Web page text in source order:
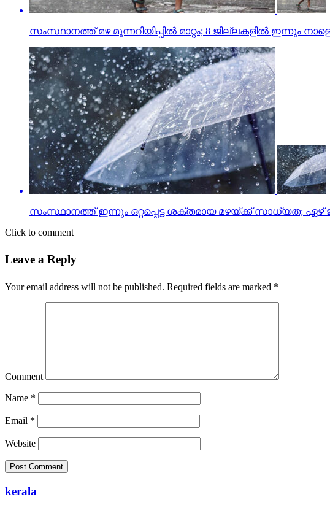
സംസ്ഥാനത്ത് മഴ മുന്നറിയിപ്പില്‍ മാറ്റം; 8 ജില്ലകളില്‍ ഇന്നും
സംസ്ഥാനത്ത് ഇന്നും ഒറ്റപ്പെട്ട ശക്തമായ മഴയ്ക്ക് സാധ്യത; ഏഴ്
Click to comment
Leave a Reply
Your email address will not be published. Required fields are marked *
Comment
Name *
Email *
Website
kerala